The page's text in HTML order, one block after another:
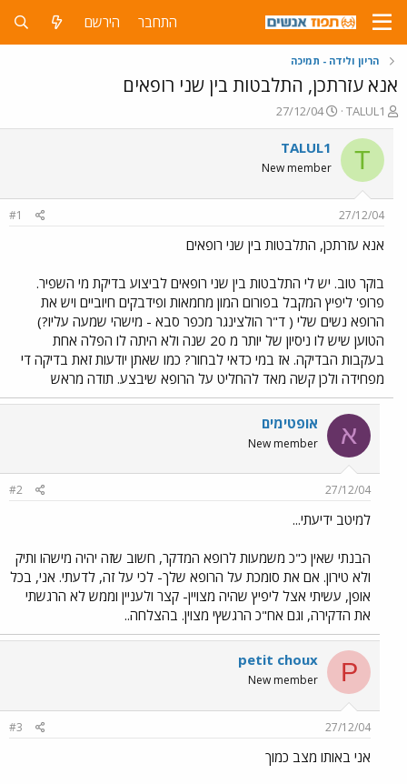
התחבר הירשם
הריון ולידה - תמיכה
אנא עזרתכן, התלבטות בין שני רופאים
פ
ו
ת
ח
ה
ש
א
TALUL1
פ
ו
ר
ם
ר
י
27/12/04
T
TALUL1
New member
27/12/04
#1
אנא עזרתכן, התלבטות בין שני רופאים
בוקר טוב. יש לי התלבטות בין שני רופאים לביצוע בדיקת מי השפיר.
פרופ' ליפיץ המקבל בפורום המון מחמאות ופידבקים חיוביים ויש את
הרופא נשים שלי ( ד"ר הולצינגר מכפר סבא - מישהי שמעה עליו?)
הטוען שיש לו ניסיון של יותר מ 20 שנה ולא היתה לו הפלה אחת
בעקבות הבדיקה. אז במי כדאי לבחור? כמו שאתן יודעות זאת בדיקה די
מפחידה ולכן קשה מאד להחליט על הרופא שיבצע. תודה מראש
א אופטימים
New member
27/12/04
#2
למיטב ידיעתי...
הבנתי שאין כ"כ משמעות לרופא המדקר, חשוב שזה יהיה מישהו ותיק
ולא טירון. אם את סומכת על הרופא שלך- לכי על זה, לדעתי. אני, בכל
אופן, עשיתי אצל ליפיץ שהיה מצויין- קצר ולעניין וממש לא הרגשתי
את הדקירה, וגם אח"כ הרגשץי מצוין. בהצלחה..
P
petit choux
New member
27/12/04
#3
אני באותו מצב כמוך